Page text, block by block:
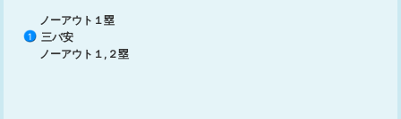
ノーアウト１塁
1
三バ安
ノーアウト１,２塁